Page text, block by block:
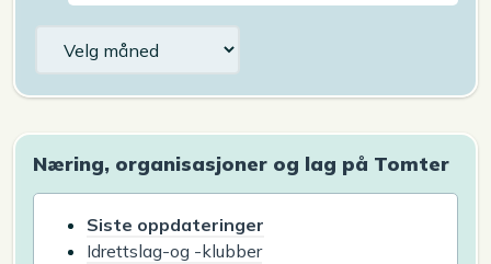
Næring, organisasjoner og lag på Tomter
Siste oppdateringer
Idrettslag-og -klubber